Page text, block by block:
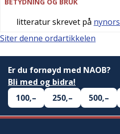
litteratur skrevet på
Siter denne ordartikkelen
Er du fornøyd med NAOB?
Bli med og bidra!
100,–
250,– 500,–